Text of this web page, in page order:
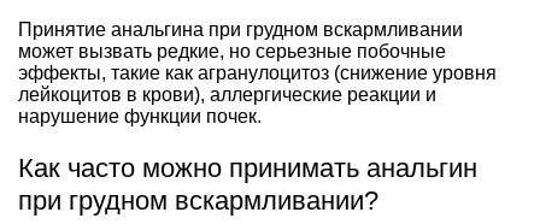
Принятие анальгина при грудном вскармливании
может вызвать редкие, но серьезные побочные
эффекты, такие как агранулоцитоз (снижение уровня
лейкоцитов в крови), аллергические реакции и
нарушение функции почек.
Как часто можно принимать анальгин
при грудном вскармливании?